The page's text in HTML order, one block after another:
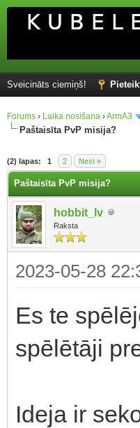
Sveicināts ciemiņš!
Forums › Laika nosišana ›ArmA3
Paštaisīta PvP misija?
(2) lapas: 1 2 Next »
Paštaisīta PvP misija?
hobbit_lv
Raksta
2023-05-28
Es te
spēlētāji
Ideja ir